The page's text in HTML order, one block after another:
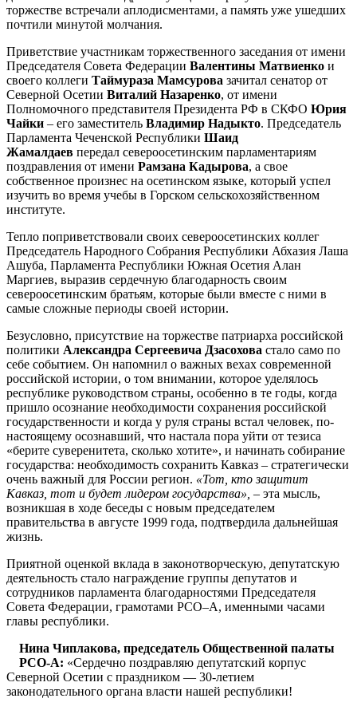
торжестве встречали аплодисментами, а память уже ушедших
почтили минутой молчания.
Приветствие участникам торжественного заседания от имени
Председателя Совета Федерации Валентины Матвиенко и
своего коллеги Таймураза Мамсурова зачитал сенатор от
Северной Осетии Виталий Назаренко, от имени
Полномочного представителя Президента РФ в СКФО Юрия
Чайки – его заместитель Владимир Надыкто. Председатель
Парламента Чеченской Республики Шаид
Жамалдаев передал североосетинским парламентариям
поздравления от имени Рамзана Кадырова, а свое
собственное произнес на осетинском языке, который успел
изучить во время учебы в Горском сельскохозяйственном
институте.
Тепло поприветствовали своих североосетинских коллег
Председатель Народного Собрания Республики Абхазия Лаша
Ашуба, Парламента Республики Южная Осетия Алан
Маргиев, выразив сердечную благодарность своим
североосетинским братьям, которые были вместе с ними в
самые сложные периоды своей истории.
Безусловно, присутствие на торжестве патриарха российской
политики Александра Сергеевича Дзасохова стало само по
себе событием. Он напомнил о важных вехах современной
российской истории, о том внимании, которое уделялось
республике руководством страны, особенно в те годы, когда
пришло осознание необходимости сохранения российской
государственности и когда у руля страны встал человек, по-
настоящему осознавший, что настала пора уйти от тезиса
«берите суверенитета, сколько хотите», и начинать собирание
государства: необходимость сохранить Кавказ – стратегически
очень важный для России регион. «Тот, кто защитит
Кавказ, тот и будет лидером государства», – эта мысль,
возникшая в ходе беседы с новым председателем
правительства в августе 1999 года, подтвердила дальнейшая
жизнь.
Приятной оценкой вклада в законотворческую, депутатскую
деятельность стало награждение группы депутатов и
сотрудников парламента благодарностями Председателя
Совета Федерации, грамотами РСО–А, именными часами
главы республики.
Нина Чиплакова, председатель Общественной палаты
РСО-А: «Сердечно поздравляю депутатский корпус
Северной Осетии с праздником — 30-летием
законодательного органа власти нашей республики!